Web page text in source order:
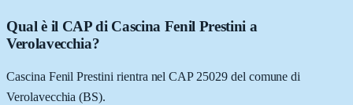
Qual è il CAP di Cascina Fenil Prestini a
Verolavecchia?
Cascina Fenil Prestini rientra nel CAP 25029 del comune di
Verolavecchia (BS).